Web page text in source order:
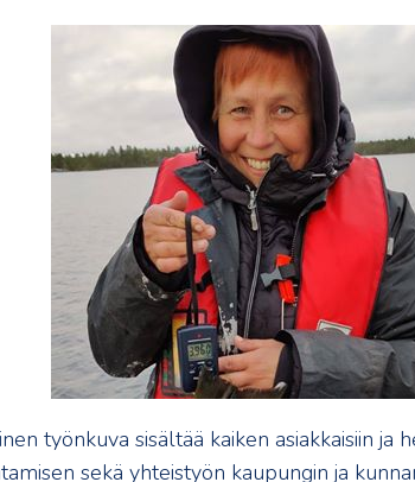
työnkuva sisältää kaiken asiakkaisiin ja
sekä yhteistyön kaupungin ja